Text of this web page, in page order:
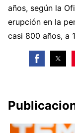
años, según la
erupción en la
casi 800 años, a